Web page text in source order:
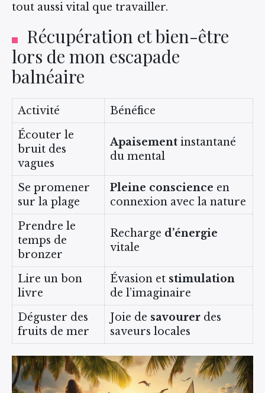
tout aussi vital que travailler.
Récupération et bien-être
lors de mon escapade
balnéaire
Activité
Bénéfice
Écouter le
bruit des
vagues
Apaisementinstantané
du mental
Se promener
sur la plage
Pleine conscience en
connexion avec la nature
Prendre le
temps de
bronzer
Recharge d’énergie
vitale
Lire un bon
livre
Évasion et stimulation
de l’imaginaire
Déguster des
fruits de mer
Joie de savourerdes
saveurs locales